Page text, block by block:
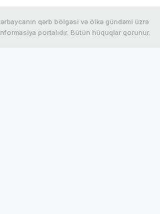
qərb bölgəsi və ölkə gündəmi üzrə
portalıdır. Bütün hüquqlar qorunur.